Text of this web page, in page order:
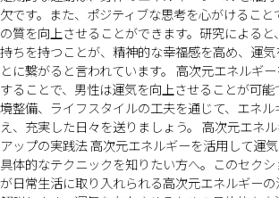
欠です。また、ポジティブな思考を心がけること
の質を向上させることができます。研究による
持ちを持つことが、精神的な幸福感を高め、運
とに繋がると言われています。 高次元エネルギ
することで、男性は運気を向上させることが可
境整備、ライフスタイルの工夫を通じて、エネ
え、充実した日々を送りましょう。 高次元エネ
アップの実践法 高次元エネルギーを活用して運
具体的なテクニックを知りたい方へ。このセク
が日常生活に取り入れられる高次元エネルギーの